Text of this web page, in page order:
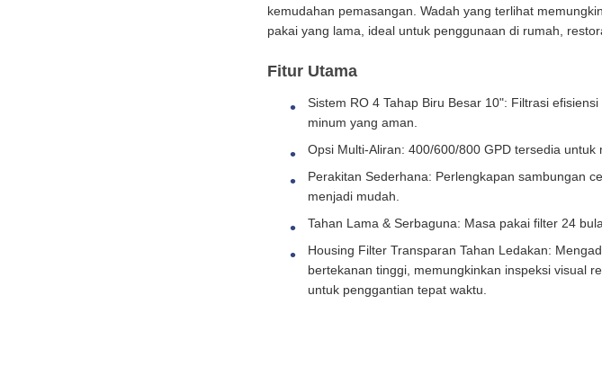
kemudahan pemasangan. Wadah yang terlihat
pakai yang lama, ideal untuk penggunaan di rumah,
Fitur Utama
Sistem RO 4 Tahap Biru Besar 10": Filtrasi
minum yang aman.
Opsi Multi-Aliran: 400/600/800 GPD tersedia
Perakitan Sederhana: Perlengkapan sambungan
menjadi mudah.
Tahan Lama & Serbaguna: Masa pakai filter 24
Housing Filter Transparan Tahan Ledakan:
bertekanan tinggi, memungkinkan inspeksi visual
untuk penggantian tepat waktu.